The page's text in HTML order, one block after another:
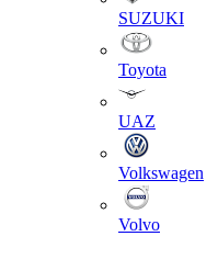
SUZUKI
Toyota
UAZ
Volkswagen
Volvo